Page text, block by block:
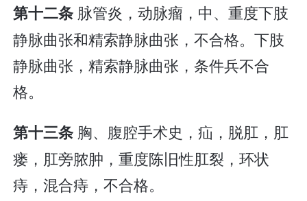
第十二条 脉管炎，动脉瘤，中、重度下肢
静脉曲张和精索静脉曲张，不合格。下肢
静脉曲张，精索静脉曲张，条件兵不合
格。
第十三条 胸、腹腔手术史，疝，脱肛，肛
瘘，肛旁脓肿，重度陈旧性肛裂，环状
痔，混合痔，不合格。